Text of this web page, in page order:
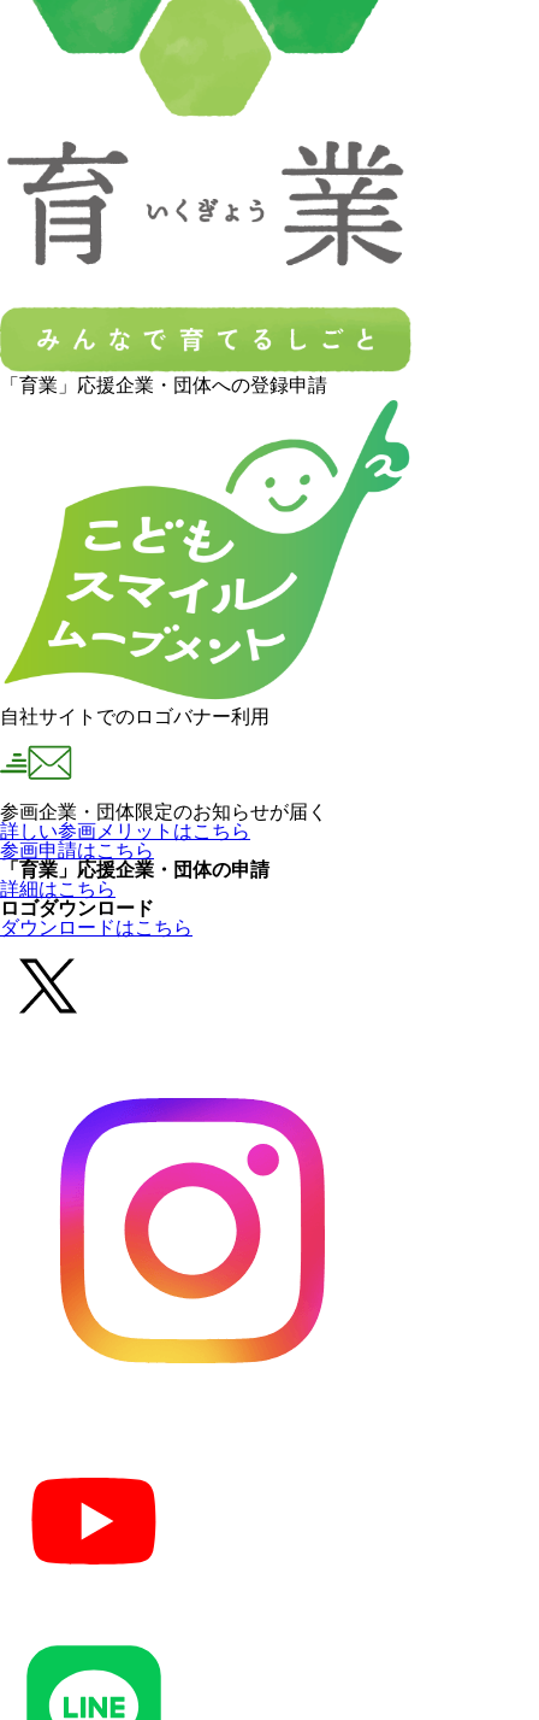
「育業」応援企業・団体への登録申請
自社サイトでのロゴバナー利用
参画企業・団体限定のお知らせが届く
詳しい参画メリットはこちら
参画申請はこちら
「育業」応援企業・団体の申請
詳細はこちら
ロゴダウンロード
ダウンロードはこちら